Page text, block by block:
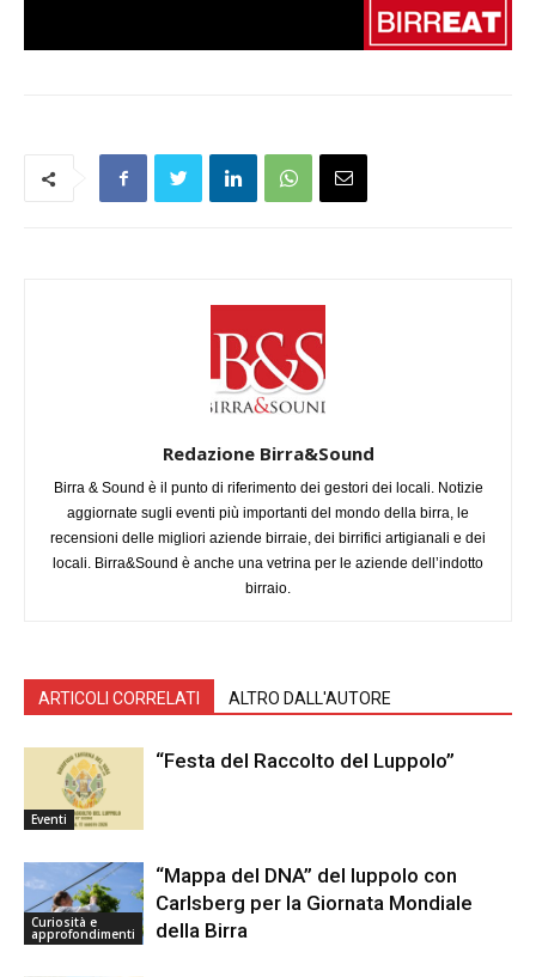
Redazione Birra&Sound
Birra & Sound è il punto di riferimento dei gestori dei locali. Notizie
aggiornate sugli eventi più importanti del mondo della birra, le
recensioni delle migliori aziende birraie, dei birrifici artigianali e dei
locali. Birra&Sound è anche una vetrina per le aziende dell’indotto
birraio.
ARTICOLI CORRELATI ALTRO DALL'AUTORE
Eventi
“Festa del Raccolto del Luppolo”
Curiosità e
approfondimenti
“Mappa del DNA” del luppolo con
Carlsberg per la Giornata Mondiale
della Birra